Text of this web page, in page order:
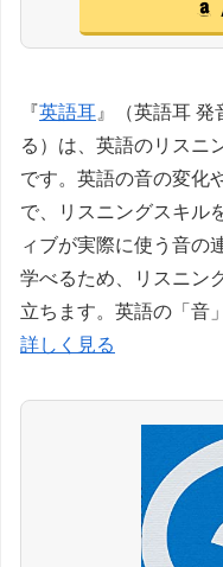
『英語耳 』（英語耳 発
る）は、英語のリスニ
です。英語の音の変化
で、リスニングスキル
ィブが実際に使う音の
学べるため、リスニン
立ちます。英語の「音
詳しく見る